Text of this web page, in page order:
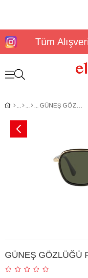
Tüm
GÜNEŞ GÖZLÜĞÜ PERSOL PO2484S52114331
GÜNEŞ GÖZLÜĞÜ